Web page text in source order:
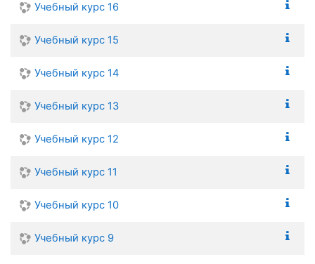
Учебный курс 16
Учебный курс 15
Учебный курс 14
Учебный курс 13
Учебный курс 12
Учебный курс 11
Учебный курс 10
Учебный курс 9